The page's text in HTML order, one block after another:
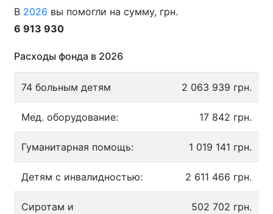
В 2026 вы помогли на сумму, грн.
6 913 930
Расходы фонда в 2026
74 больным детям 2 063 939 грн.
Мед. оборудование: 17 842 грн.
Гуманитарная помощь: 1 019 141 грн.
Детям с инвалидностью: 2 611 466 грн.
Сиротам и
502 702 грн.